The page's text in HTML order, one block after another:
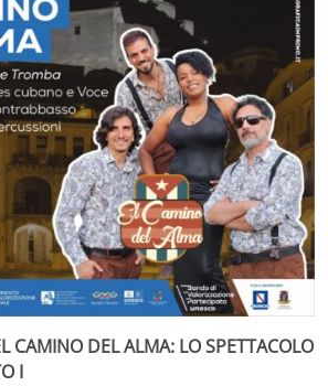
CAMINO DEL ALMA: LO SPETTACOLO
I